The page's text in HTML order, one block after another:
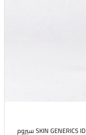
SKIN GENERICS ID SKIN IDENTITY Pro-Youth Serum with Retinol سيروم